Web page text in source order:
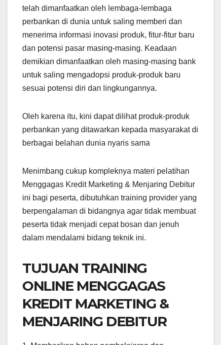
telah dimanfaatkan oleh lembaga-lembaga
perbankan di dunia untuk saling memberi dan
menerima informasi inovasi produk, fitur-fitur baru
dan potensi pasar masing-masing. Keadaan
demikian dimanfaatkan oleh masing-masing bank
untuk saling mengadopsi produk-produk baru
sesuai potensi diri dan lingkungannya.
Oleh karena itu, kini dapat dilihat produk-produk
perbankan yang ditawarkan kepada masyarakat di
berbagai belahan dunia nyaris sama
Menimbang cukup kompleknya materi pelatihan
Menggagas Kredit Marketing & Menjaring Debitur
ini bagi peserta, dibutuhkan training provider yang
berpengalaman di bidangnya agar tidak membuat
peserta tidak menjadi cepat bosan dan jenuh
dalam mendalami bidang teknik ini.
TUJUAN TRAINING
ONLINE MENGGAGAS
KREDIT MARKETING &
MENJARING DEBITUR